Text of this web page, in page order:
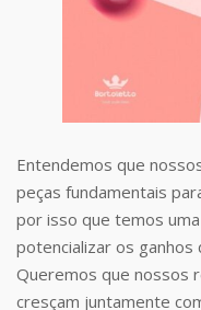
Entendemos que
peças fundamentais
por isso que temos
potencializar os
Queremos que nossos
cresçam juntamente